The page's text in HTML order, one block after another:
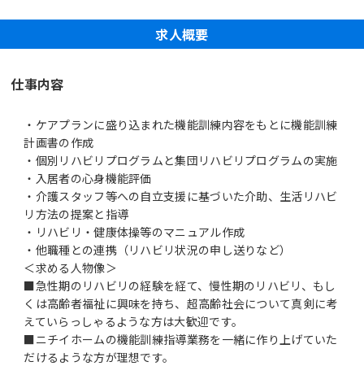
求人概要
仕事内容
・ケアプランに盛り込まれた機能訓練内容をもとに機能訓練
計画書の作成
・個別リハビリプログラムと集団リハビリプログラムの実施
・入居者の心身機能評価
・介護スタッフ等への自立支援に基づいた介助、生活リハビ
リ方法の提案と指導
・リハビリ・健康体操等のマニュアル作成
・他職種との連携（リハビリ状況の申し送りなど）
＜求める人物像＞
■急性期のリハビリの経験を経て、慢性期のリハビリ、もし
くは高齢者福祉に興味を持ち、超高齢社会について真剣に考
えていらっしゃるような方は大歓迎です。
■ニチイホームの機能訓練指導業務を一緒に作り上げていた
だけるような方が理想です。